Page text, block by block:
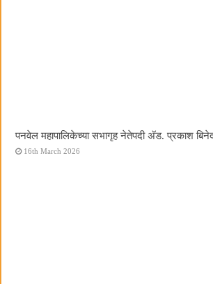
पनवेल महापालिकेच्या सभागृह नेतेपदी अ‍ॅड. प्रकाश
16th March 2026